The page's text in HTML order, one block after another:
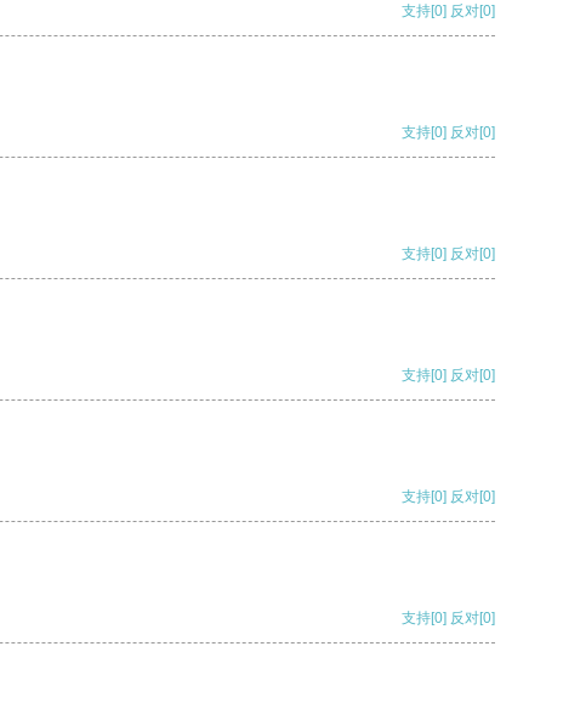
支持[0] 反对[0]
支持[0] 反对[0]
支持[0] 反对[0]
支持[0] 反对[0]
支持[0] 反对[0]
支持[0] 反对[0]